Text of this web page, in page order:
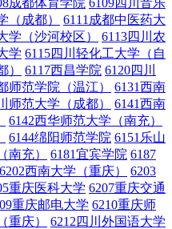
（成都）
6111成都中医药大
学（沙河校区）
6113四川农
学 6115四川轻化工大学（自
） 6117西昌学院 6120四川
师范学院（温江）
6131西南
师范大学（成都）
6141西南
6142西华师范大学（南充）
6144绵阳师范学院 6151乐山
南充） 6181宜宾学院 6187
6202西南大学（重庆）
6203
重庆医科大学 6207重庆交通
重庆邮电大学 6210重庆师
重庆）
6212四川外国语大学